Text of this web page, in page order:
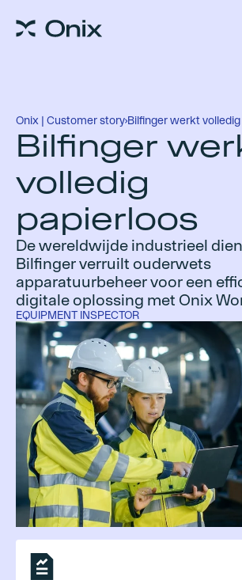
Onix | Customer story›Bilfinger werkt
Bilfinger
volledig
papierloos
De wereldwijde industrieel
Bilfinger verruilt ouderwets
apparatuurbeheer voor een
digitale oplossing met Onix
EQUIPMENT INSPECTOR